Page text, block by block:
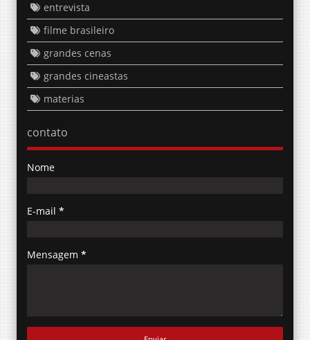
entrevista
filme brasileiro
grandes cenas
grandes cineastas
materias
contato
Nome
E-mail *
Mensagem *